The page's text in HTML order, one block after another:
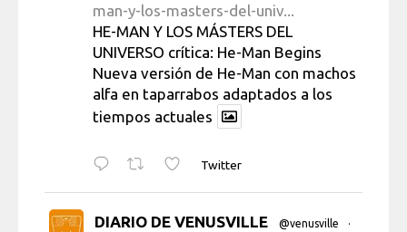
man-y-los-masters-del-univ...
HE-MAN Y LOS MÁSTERS DEL
UNIVERSO crítica: He-Man Begins
Nueva versión de He-Man con machos
alfa en taparrabos adaptados a los
tiempos actuales
Twitter
DIARIO DE VENUSVILLE @venusville
·